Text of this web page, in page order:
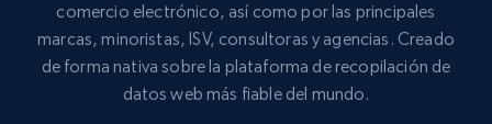
comercio electrónico, así como por las principales
marcas, minoristas, ISV, consultoras y agencias. Creado
de forma nativa sobre la plataforma de recopilación de
datos web más fiable del mundo.